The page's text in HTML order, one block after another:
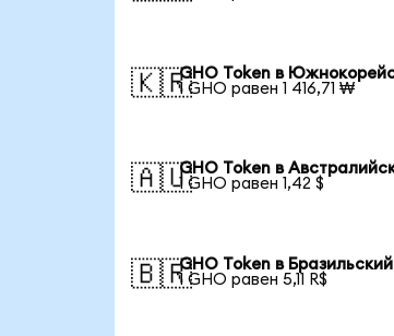
🇰🇷GHO Token в
1 GHO равен 1 416,71 ₩
🇦🇺GHO Token в
1 GHO равен 1,42 $
🇧🇷GHO Token в
1 GHO равен 5,11 R$